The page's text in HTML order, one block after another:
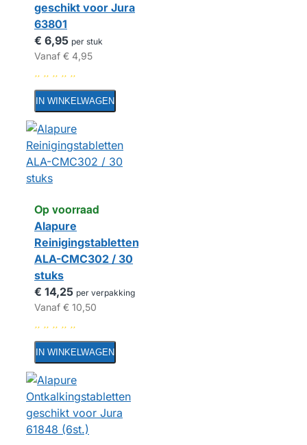
geschikt voor Jura
63801
€ 6,95 per stuk
Vanaf € 4,95
IN WINKELWAGEN
Op voorraad
Alapure
Reinigingstabletten
ALA-CMC302 / 30
stuks
€ 14,25 per verpakking
Vanaf € 10,50
IN WINKELWAGEN